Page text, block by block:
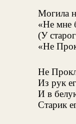
Могила
«Не мне
(У
«Не
Не
Из рук
И в
Старик